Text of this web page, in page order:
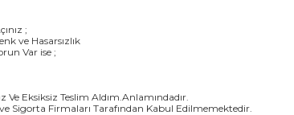
;
ve Hasarsızlık
Var ise ;
Ve Eksiksiz Teslim Aldım.Anlamındadır.
Sigorta Firmaları Tarafından Kabul Edilmemektedir.